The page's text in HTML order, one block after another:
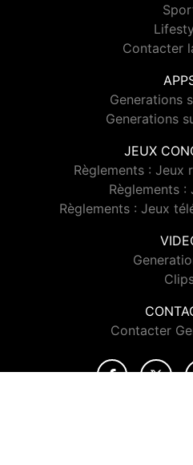
Contacter
Generations
Generations
JEUX
Règlements : Jeux
Règlements :
Règlements : Jeux
Contacter